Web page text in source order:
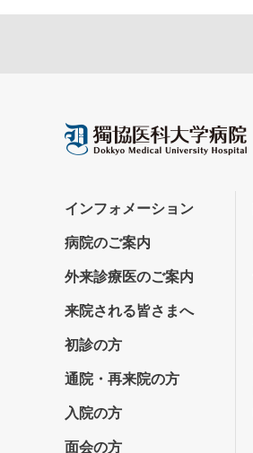
インフォメーション
病院のご案内
外来診療医のご案内
来院される皆さまへ
初診の方
通院・再来院の方
入院の方
面会の方